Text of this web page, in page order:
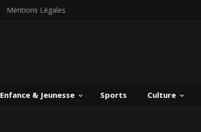
Mentions Légales
Enfance & Jeunesse Sports Culture